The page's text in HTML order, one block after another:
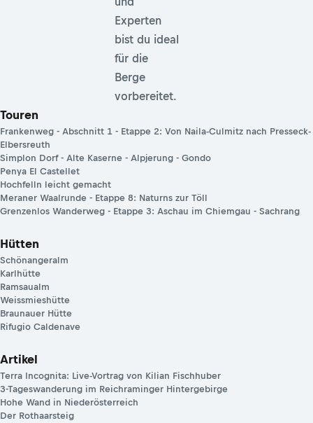
Experten
bist du ideal
für die
Berge
vorbereitet.
Touren
Frankenweg - Abschnitt 1 - Etappe 2: Von Naila-Culmitz nach Presseck-
Elbersreuth
Simplon Dorf - Alte Kaserne - Alpjerung - Gondo
Penya El Castellet
Hochfelln leicht gemacht
Meraner Waalrunde - Etappe 8: Naturns zur Töll
Grenzenlos Wanderweg - Etappe 3: Aschau im Chiemgau - Sachrang
Hütten
Schönangeralm
Karlhütte
Ramsaualm
Weissmieshütte
Braunauer Hütte
Rifugio Caldenave
Artikel
Terra Incognita: Live-Vortrag von Kilian Fischhuber
3-Tageswanderung im Reichraminger Hintergebirge
Hohe Wand in Niederösterreich
Der Rothaarsteig